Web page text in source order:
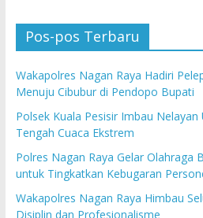
Pos-pos Terbaru
Wakapolres Nagan Raya Hadiri
Menuju Cibubur di Pendopo Bupati
Polsek Kuala Pesisir Imbau
Tengah Cuaca Ekstrem
Polres Nagan Raya Gelar Olahraga
untuk Tingkatkan Kebugaran
Wakapolres Nagan Raya Himbau
Disiplin dan Profesionalisme